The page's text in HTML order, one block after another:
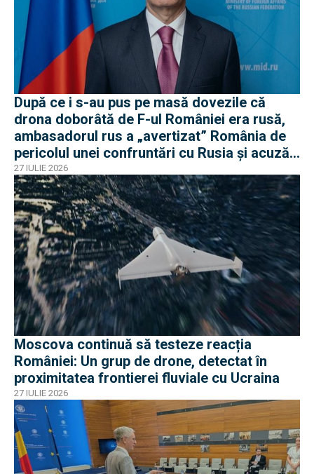
După ce i s-au pus pe masă dovezile că
drona doborâtă de F-ul României era rusă,
ambasadorul rus a „avertizat” România de
pericolul unei confruntări cu Rusia și acuză
o „înscenare propagandistă”
27 IULIE 2026
Moscova continuă să testeze reacția
României: Un grup de drone, detectat în
proximitatea frontierei fluviale cu Ucraina
27 IULIE 2026